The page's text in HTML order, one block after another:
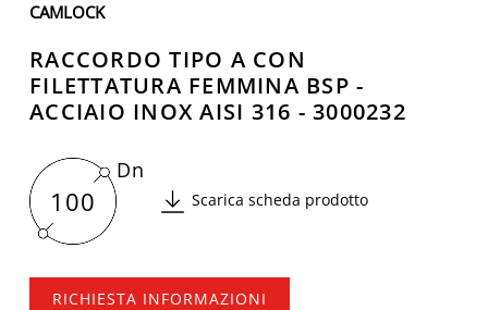
CAMLOCK
RACCORDO TIPO A CON
FILETTATURA FEMMINA BSP -
ACCIAIO INOX AISI 316 - 3000232
100
Dn
Scarica scheda prodotto
RICHIESTA INFORMAZIONI